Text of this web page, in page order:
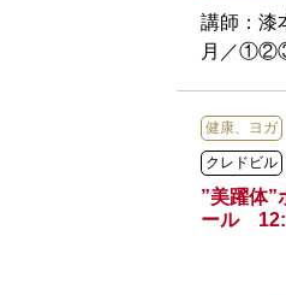
講師： 漆
月／
健康、ヨガ
クレドビル
”美躍体”
ール